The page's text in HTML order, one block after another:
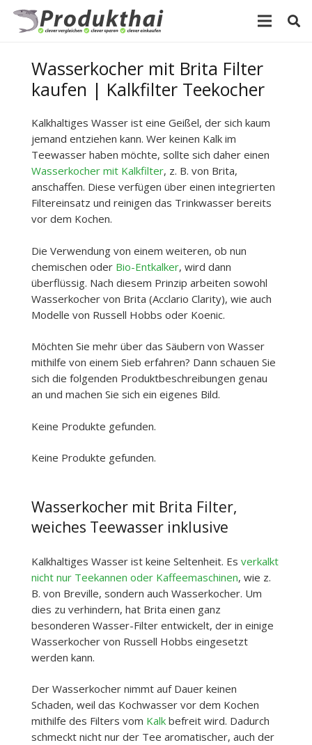
Wasserkocher mit Brita Filter
kaufen | Kalkfilter Teekocher
Kalkhaltiges Wasser ist eine Geißel, der sich kaum
jemand entziehen kann. Wer keinen Kalk im
Teewasser haben möchte, sollte sich daher einen
Wasserkocher mit Kalkfilter, z. B. von Brita,
anschaffen. Diese verfügen über einen integrierten
Filtereinsatz und reinigen das Trinkwasser bereits
vor dem Kochen.
Die Verwendung von einem weiteren, ob nun
chemischen oder Bio-Entkalker, wird dann
überflüssig. Nach diesem Prinzip arbeiten sowohl
Wasserkocher von Brita (Acclario Clarity), wie auch
Modelle von Russell Hobbs oder Koenic.
Möchten Sie mehr über das Säubern von Wasser
mithilfe von einem Sieb erfahren? Dann schauen Sie
sich die folgenden Produktbeschreibungen genau
an und machen Sie sich ein eigenes Bild.
Keine Produkte gefunden.
Keine Produkte gefunden.
Wasserkocher mit Brita Filter,
weiches Teewasser inklusive
Kalkhaltiges Wasser ist keine Seltenheit. Es verkalkt
nicht nur Teekannen oder Kaffeemaschinen, wie z.
B. von Breville, sondern auch Wasserkocher. Um
dies zu verhindern, hat Brita einen ganz
besonderen Wasser-Filter entwickelt, der in einige
Wasserkocher von Russell Hobbs eingesetzt
werden kann.
Der Wasserkocher nimmt auf Dauer keinen
Schaden, weil das Kochwasser vor dem Kochen
mithilfe des Filters vom Kalk befreit wird. Dadurch
schmeckt nicht nur der Tee aromatischer, auch der